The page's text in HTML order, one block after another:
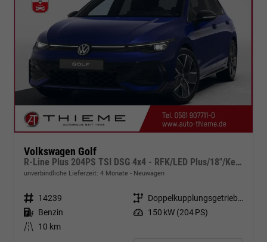
Volkswagen Golf
R-Line Plus 204PS TSI DSG 4x4 - RFK/LED Plus/18"/Keyless/ACC
unverbindliche Lieferzeit: 4 Monate Neuwagen
Fahrzeugnr. 14239 Getriebe
Doppelkupplungsgetriebe (DSG)
Kraftstoff Benzin Leistung 150 kW (204 PS)
Kilometerstand
10 km